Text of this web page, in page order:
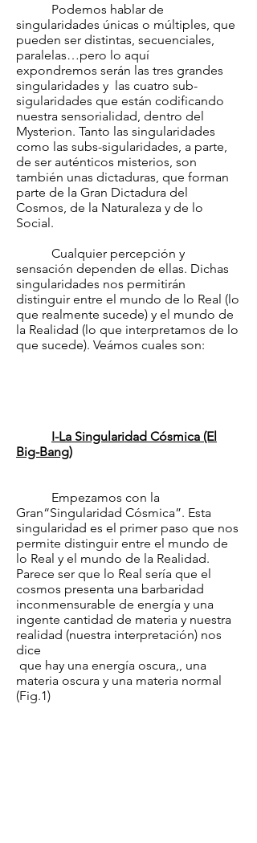
Podemos hablar de
singularidades únicas o múltiples, que
pueden ser distintas, secuenciales,
paralelas…pero lo aquí
expondremos serán las tres grandes
singularidades y las cuatro sub-
sigularidades que están codificando
nuestra sensorialidad, dentro del
Mysterion. Tanto las singularidades
como las subs-sigularidades, a parte,
de ser auténticos misterios, son
también unas dictaduras, que forman
parte de la Gran Dictadura del
Cosmos, de la Naturaleza y de lo
Social.
Cualquier percepción y
sensación dependen de ellas. Dichas
singularidades nos permitirán
distinguir entre el mundo de lo Real (lo
que realmente sucede) y el mundo de
la Realidad (lo que interpretamos de lo
que sucede). Veámos cuales son:
I-La Singularidad Cósmica (El
Big-Bang)
Empezamos con la
Gran“Singularidad Cósmica”. Esta
singularidad es el primer paso que nos
permite distinguir entre el mundo de
lo Real y el mundo de la Realidad.
Parece ser que lo Real sería que el
cosmos presenta una barbaridad
inconmensurable de energía y una
ingente cantidad de materia y nuestra
realidad (nuestra interpretación) nos
dice
que hay una energía oscura,, una
materia oscura y una materia normal
(Fig.1)​